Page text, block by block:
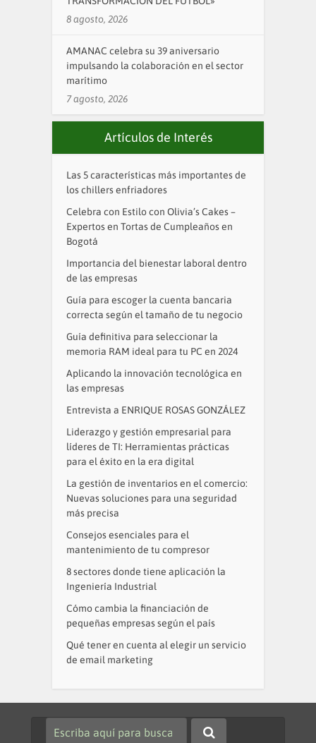
8 agosto, 2026
AMANAC celebra su 39 aniversario
impulsando la colaboración en el sector
marítimo
7 agosto, 2026
Artículos de Interés
Las 5 características más importantes de
los chillers enfriadores
Celebra con Estilo con Olivia’s Cakes –
Expertos en Tortas de Cumpleaños en
Bogotá
Importancia del bienestar laboral dentro
de las empresas
Guía para escoger la cuenta bancaria
correcta según el tamaño de tu negocio
Guía definitiva para seleccionar la
memoria RAM ideal para tu PC en 2024
Aplicando la innovación tecnológica en
las empresas
Entrevista a ENRIQUE ROSAS GONZÁLEZ
Liderazgo y gestión empresarial para
líderes de TI: Herramientas prácticas
para el éxito en la era digital
La gestión de inventarios en el comercio:
Nuevas soluciones para una seguridad
más precisa
Consejos esenciales para el
mantenimiento de tu compresor
8 sectores donde tiene aplicación la
Ingeniería Industrial
Cómo cambia la financiación de
pequeñas empresas según el país
Qué tener en cuenta al elegir un servicio
de email marketing